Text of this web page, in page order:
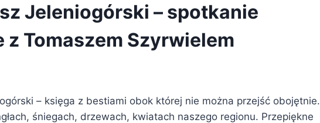
Jeleniogórski – spotkanie
z Tomaszem Szyrwielem
– księga z bestiami obok której nie można przejść obojętnie.
śniegach, drzewach, kwiatach naszego regionu. Przepiękne